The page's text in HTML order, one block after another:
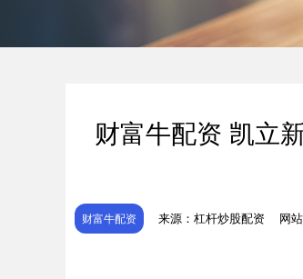
财富牛配资 凯立
财富牛配资 来源：杠杆炒股配资 网